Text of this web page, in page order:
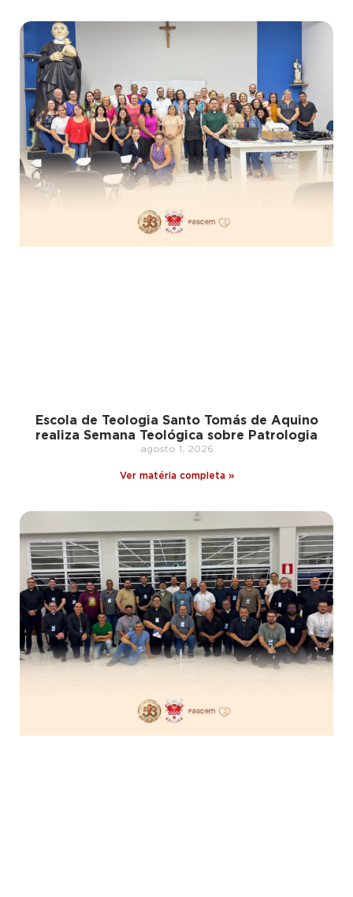
Escola de Teologia Santo Tomás de Aquino
realiza Semana Teológica sobre Patrologia
agosto 1, 2026
Ver matéria completa »